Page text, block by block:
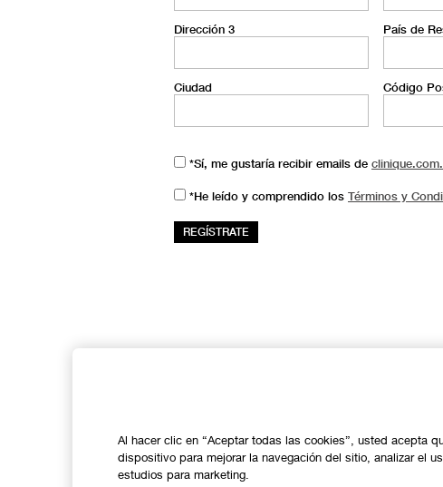
Dirección 3 País de
Ciudad Código
*Sí, me gustaría recibir emails de
*He leído y comprendido los Términos y
Al hacer clic en “Aceptar todas las cookies”, usted acepta
dispositivo para mejorar la navegación del sitio, analizar el
estudios para marketing.